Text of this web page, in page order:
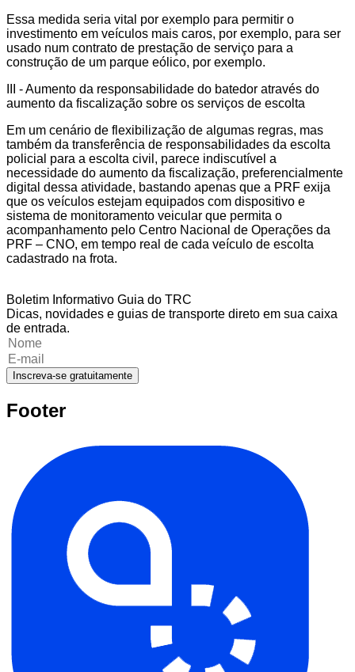
Essa medida seria vital por exemplo para permitir o
investimento em veículos mais caros, por exemplo, para ser
usado num contrato de prestação de serviço para a
construção de um parque eólico, por exemplo.
III - Aumento da responsabilidade do batedor através do
aumento da fiscalização sobre os serviços de escolta
Em um cenário de flexibilização de algumas regras, mas
também da transferência de responsabilidades da escolta
policial para a escolta civil, parece indiscutível a
necessidade do aumento da fiscalização, preferencialmente
digital dessa atividade, bastando apenas que a PRF exija
que os veículos estejam equipados com dispositivo e
sistema de monitoramento veicular que permita o
acompanhamento pelo Centro Nacional de Operações da
PRF – CNO, em tempo real de cada veículo de escolta
cadastrado na frota.
Boletim Informativo Guia do TRC
Dicas, novidades e guias de transporte direto em sua caixa
de entrada.
Inscreva-se gratuitamente
Footer